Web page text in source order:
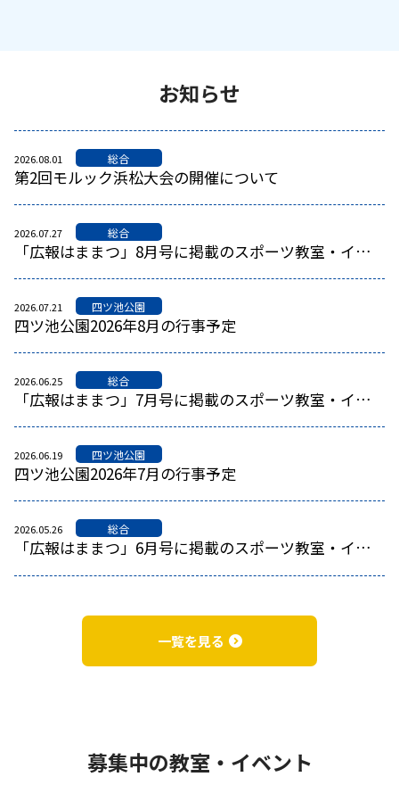
お知らせ
2026.08.01 総合
第2回モルック浜松大会の開催について
2026.07.27 総合
「広報はままつ」8月号に掲載のスポーツ教室・イベント
2026.07.21 四ツ池公園
四ツ池公園2026年8月の行事予定
2026.06.25 総合
「広報はままつ」7月号に掲載のスポーツ教室・イベント
2026.06.19 四ツ池公園
四ツ池公園2026年7月の行事予定
2026.05.26 総合
「広報はままつ」6月号に掲載のスポーツ教室・イベント
一覧を見る
募集中の教室・イベント